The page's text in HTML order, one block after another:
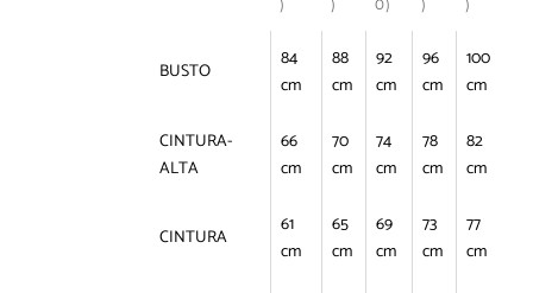
) ) 0) ) )
BUSTO
84
cm
88
cm
92
cm
96
cm
100
cm
CINTURA-
ALTA
66
cm
70
cm
74
cm
78
cm
82
cm
CINTURA
61
cm
65
cm
69
cm
73
cm
77
cm